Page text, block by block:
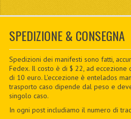
IL MIO
CONTATTO
PDF BOOKS
CUSTOM PDF
SPEDIZIONE & CONSEGNA
Spedizioni dei manifesti sono fatti,
Fedex. Il costo è di $ 22, ad eccezione
di 10 euro. L'eccezione è entelados
trasporto caso dipende dal peso e
singolo caso.
In ogni post includiamo il numero di